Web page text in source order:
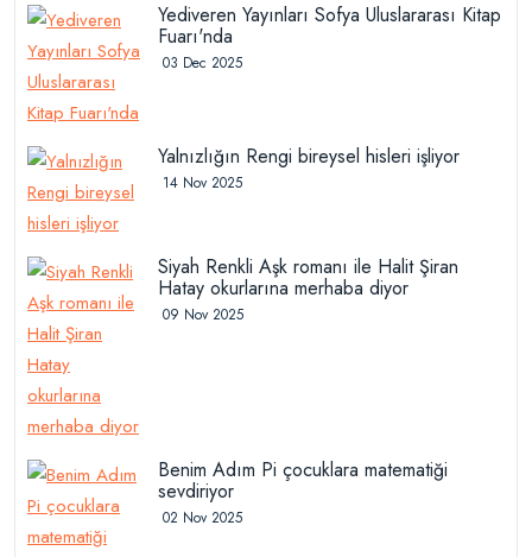
Yediveren Yayınları Sofya Uluslararası Kitap
Fuarı'nda
03 Dec 2025
Yalnızlığın Rengi bireysel hisleri işliyor
14 Nov 2025
Siyah Renkli Aşk romanı ile Halit Şiran
Hatay okurlarına merhaba diyor
09 Nov 2025
Benim Adım Pi çocuklara matematiği
sevdiriyor
02 Nov 2025